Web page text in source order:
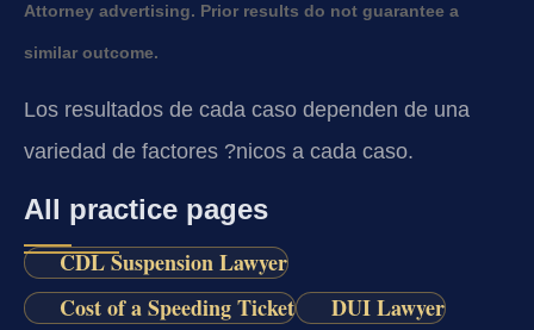
Attorney advertising. Prior results do not guarantee a
similar outcome.
Los resultados de cada caso dependen de una
variedad de factores ?nicos a cada caso.
All practice pages
CDL Suspension Lawyer
Cost of a Speeding Ticket
DUI Lawyer